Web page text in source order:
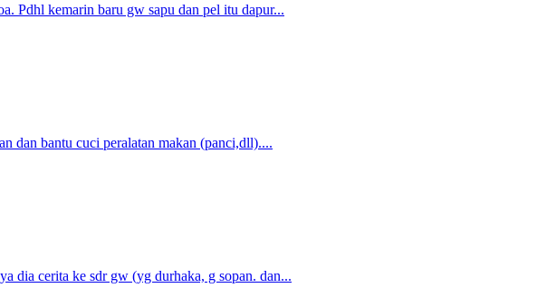
Pdhl kemarin baru gw sapu dan pel itu dapur...
dan bantu cuci peralatan makan (panci,dll)....
dia cerita ke sdr gw (yg durhaka, g sopan. dan...